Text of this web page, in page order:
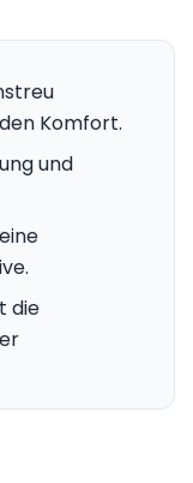
Komfort.
und
die